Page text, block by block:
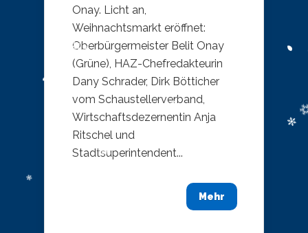
Onay. Licht an,
Weihnachtsmarkt eröffnet:
Oberbürgermeister Belit Onay
(Grüne), HAZ-Chefredakteurin
Dany Schrader, Dirk Bötticher
vom Schaustellerverband,
Wirtschaftsdezernentin Anja
Ritschel und
Stadtsuperintendent...
Mehr